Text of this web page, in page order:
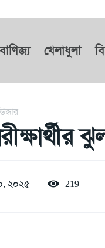
খেলাধুলা
২০২৫ 219